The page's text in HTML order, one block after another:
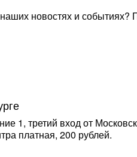
новостях и
1, третий вход от
платная, 200 рублей.